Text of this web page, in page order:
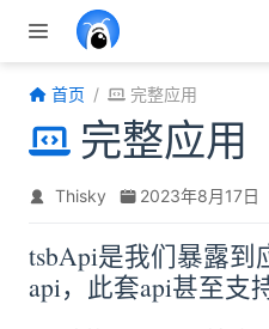
跳至主要內容
首页 完整应用
完整应用
Thisky 2023年8月17日
tsbApi是我们暴露到
api，此套api甚至支